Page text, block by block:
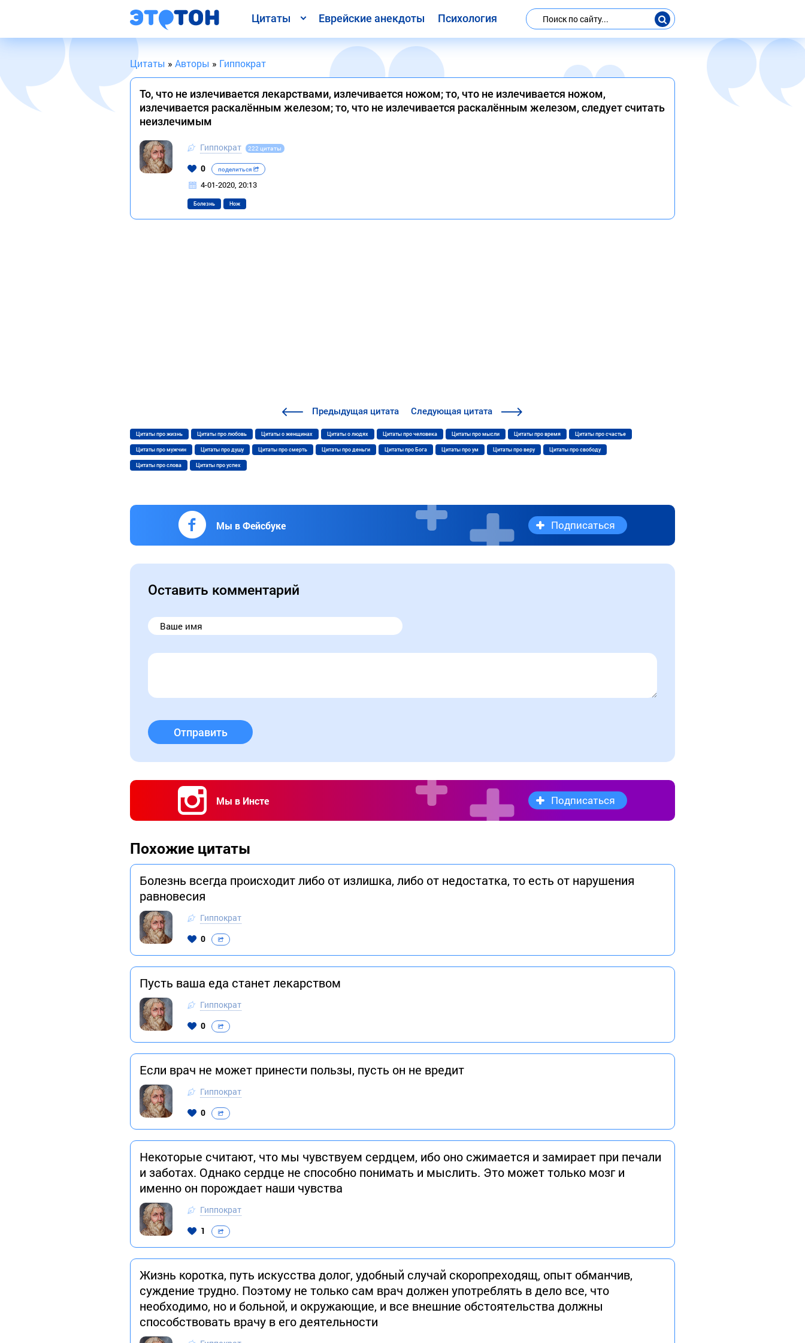
Цитаты Еврейские анекдоты Психология
Цитаты » Авторы » Гиппократ
То, что не излечивается лекарствами, излечивается ножом; то, что не излечивается ножом,
излечивается раскалённым железом; то, что не излечивается раскалённым железом, следует считать
неизлечимым
Гиппократ 222 цитаты
0 поделиться
4-01-2020, 20:13
Болезнь Нож
Предыдущая цитата Следующая цитата
Цитаты про жизнь Цитаты про любовь Цитаты о женщинах Цитаты о людях Цитаты про человека Цитаты про мысли Цитаты про время Цитаты про счастье
Цитаты про мужчин Цитаты про душу Цитаты про смерть Цитаты про деньги Цитаты про Бога Цитаты про ум Цитаты про веру Цитаты про свободу
Цитаты про слова Цитаты про успех
Мы в Фейсбуке Подписаться
Оставить комментарий
Отправить
Мы в Инсте Подписаться
Похожие цитаты
Болезнь всегда происходит либо от излишка, либо от недостатка, то есть от нарушения
равновесия
Гиппократ
0
Пусть ваша еда станет лекарством
Гиппократ
0
Если врач не может принести пользы, пусть он не вредит
Гиппократ
0
Некоторые считают, что мы чувствуем сердцем, ибо оно сжимается и замирает при печали
и заботах. Однако сердце не способно понимать и мыслить. Это может только мозг и
именно он порождает наши чувства
Гиппократ
1
Жизнь коротка, путь искусства долог, удобный случай скоропреходящ, опыт обманчив,
суждение трудно. Поэтому не только сам врач должен употреблять в дело все, что
необходимо, но и больной, и окружающие, и все внешние обстоятельства должны
способствовать врачу в его деятельности